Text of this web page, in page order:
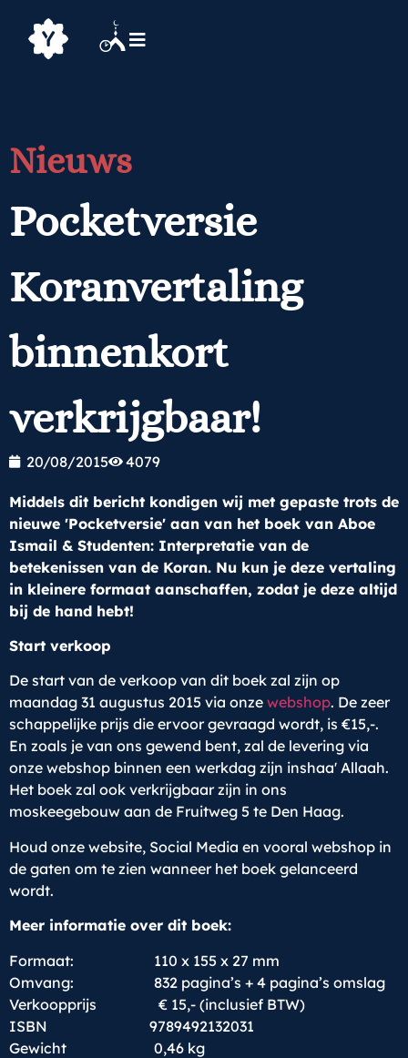
Nieuws
Pocketversie
Koranvertaling
binnenkort
verkrijgbaar!
20/08/2015 4079
Middels dit bericht kondigen wij met gepaste trots de
nieuwe 'Pocketversie' aan van het boek van Aboe
Ismail & Studenten: Interpretatie van de
betekenissen van de Koran. Nu kun je deze vertaling
in kleinere formaat aanschaffen, zodat je deze altijd
bij de hand hebt!
Start verkoop
De start van de verkoop van dit boek zal zijn op
maandag 31 augustus 2015 via onze webshop. De zeer
schappelijke prijs die ervoor gevraagd wordt, is €15,-.
En zoals je van ons gewend bent, zal de levering via
onze webshop binnen een werkdag zijn inshaa' Allaah.
Het boek zal ook verkrijgbaar zijn in ons
moskeegebouw aan de Fruitweg 5 te Den Haag.
Houd onze website, Social Media en vooral webshop in
de gaten om te zien wanneer het boek gelanceerd
wordt.
Meer informatie over dit boek:
Formaat: 110 x 155 x 27 mm
Omvang: 832 pagina’s + 4 pagina’s omslag
Verkoopprijs € 15,- (inclusief BTW)
ISBN 9789492132031
Gewicht 0,46 kg